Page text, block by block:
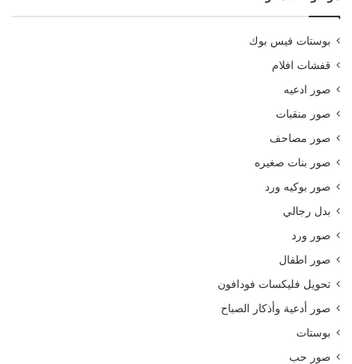
بوستات فيس بوك
قفشات افلام
صور ادعيه
صور منقبات
صور مصاحف
صور بنات صغيره
صور بوكيه ورد
بدل رجالي
صور ورد
صور اطفال
تحويل فليكسات فودافون
صور أدعية وأذكار الصباح
بوستات
صور حب